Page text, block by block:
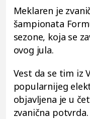
Meklaren je
šampionata
sezone, koja se
ovog jula.
Vest da se tim iz
popularnijeg
objavljena je u
zvanična potvrda.